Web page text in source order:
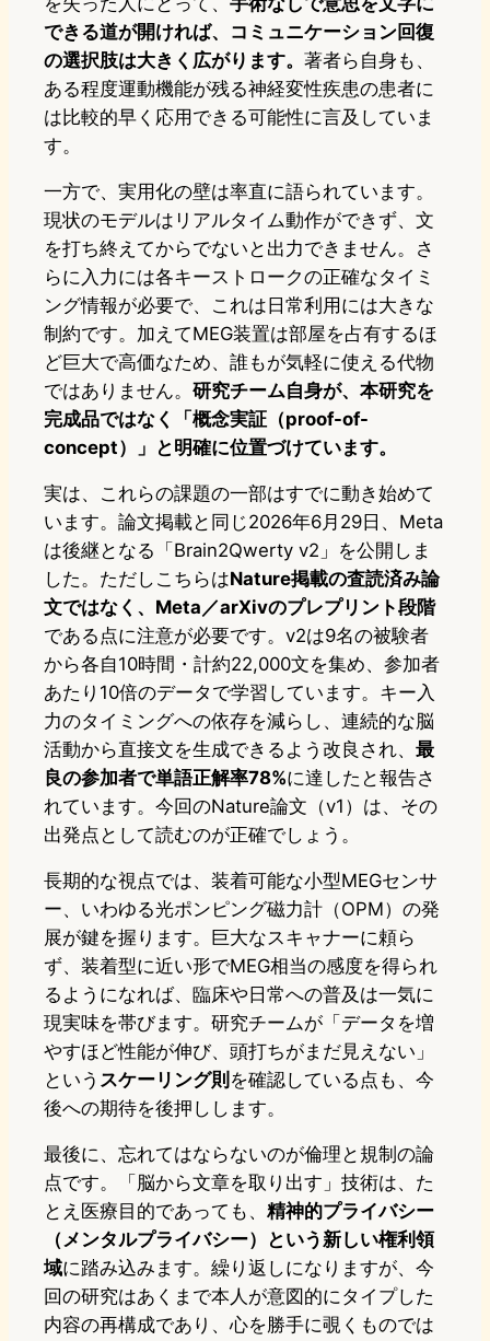
できる道が開ければ、コミュニケーション回復
の選択肢は大きく広がります。 著者ら自身も、
ある程度運動機能が残る神経変性疾患の患者に
は比較的早く応用できる可能性に言及していま
す。
一方で、実用化の壁は率直に語られています。
現状のモデルはリアルタイム動作ができず、文
を打ち終えてからでないと出力できません。さ
らに入力には各キーストロークの正確なタイミ
ング情報が必要で、これは日常利用には大きな
制約です。加えてMEG装置は部屋を占有するほ
ど巨大で高価なため、誰もが気軽に使える代物
ではありません。 研究チーム自身が、本研究を
完成品ではなく「概念実証（proof-of-
concept）」と明確に位置づけています。
実は、これらの課題の一部はすでに動き始めて
います。論文掲載と同じ2026年6月29日、Meta
は後継となる「Brain2Qwerty v2」を公開しま
した。ただしこちらはNature掲載の査読済み論
文ではなく、Meta／arXivのプレプリント段階
である点に注意が必要です。v2は9名の被験者
から各自10時間・計約22,000文を集め、参加者
あたり10倍のデータで学習しています。キー入
力のタイミングへの依存を減らし、連続的な脳
活動から直接文を生成できるよう改良され、 最
良の参加者で単語正解率78%に達したと報告さ
れています。今回のNature論文（v1）は、その
出発点として読むのが正確でしょう。
長期的な視点では、装着可能な小型MEGセンサ
ー、いわゆる光ポンピング磁力計（OPM）の発
展が鍵を握ります。巨大なスキャナーに頼ら
ず、装着型に近い形でMEG相当の感度を得られ
るようになれば、臨床や日常への普及は一気に
現実味を帯びます。研究チームが「データを増
やすほど性能が伸び、頭打ちがまだ見えない」
という スケーリング則 を確認している点も、今
後への期待を後押しします。
最後に、忘れてはならないのが倫理と規制の論
点です。「脳から文章を取り出す」技術は、た
とえ医療目的であっても、 精神的プライバシー
（メンタルプライバシー）という新しい権利領
域に踏み込みます。繰り返しになりますが、今
回の研究はあくまで本人が意図的にタイプした
内容の再構成であり、心を勝手に覗くものでは